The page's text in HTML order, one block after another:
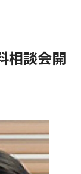
相談会開